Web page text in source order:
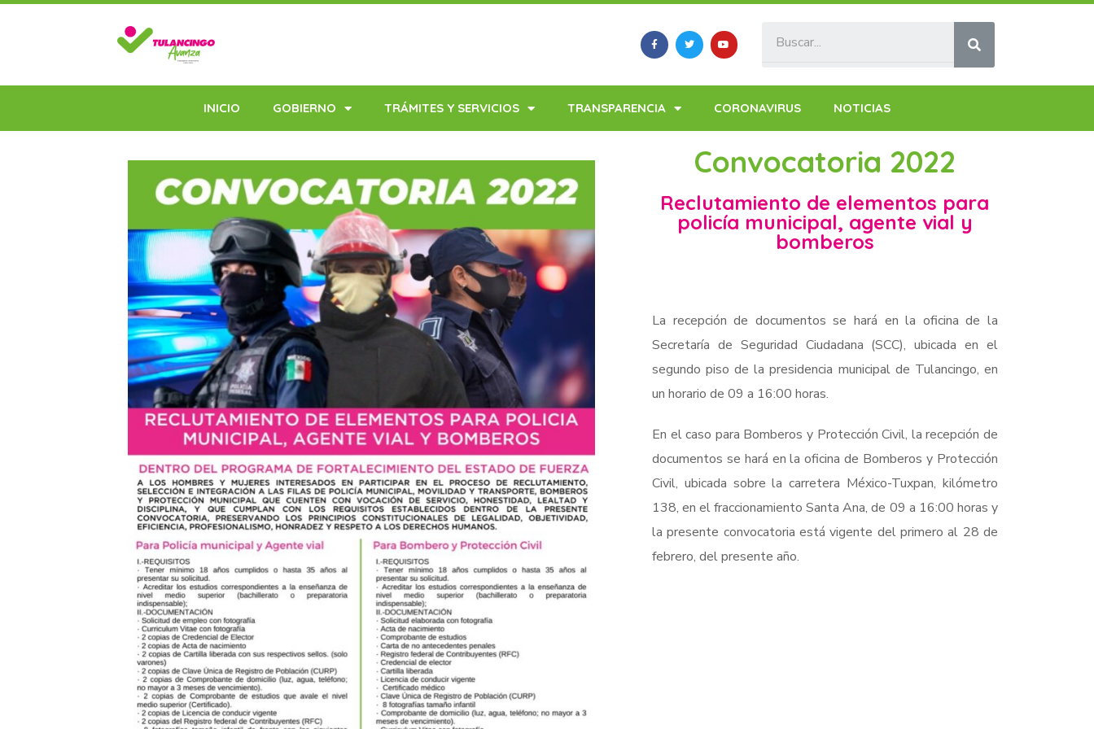
INICIO GOBIERNO TRÁMITES Y SERVICIOS TRANSPARENCIA CORONAVIRUS NOTICIAS
Convocatoria 2022
Reclutamiento de elementos para
policía municipal, agente vial y
bomberos
La recepción de documentos se hará en la oficina de la
Secretaría de Seguridad Ciudadana (SCC), ubicada en el
segundo piso de la presidencia municipal de Tulancingo, en
un horario de 09 a 16:00 horas.
En el caso para Bomberos y Protección Civil, la recepción de
documentos se hará en la oficina de Bomberos y Protección
Civil, ubicada sobre la carretera México-Tuxpan, kilómetro
138, en el fraccionamiento Santa Ana, de 09 a 16:00 horas y
la presente convocatoria está vigente del primero al 28 de
febrero, del presente año.